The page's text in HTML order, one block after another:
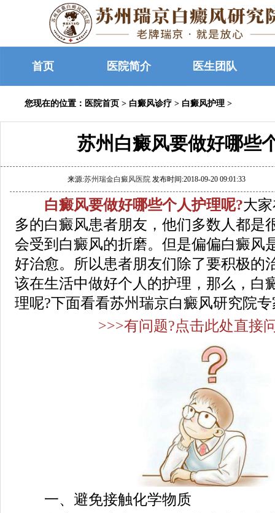
首页 医院简介 医生团队
您现在的位置： 医院首页 > 白癜风诊疗 > 白癜风护理 >
苏州白癜风要做好哪些
来源:苏州瑞金白癜风医院 发布时间:2018-09-20 09:01:33
白癜风要做好哪些个人护理呢?大
多的白癜风患者朋友，他们多数人都是
会受到白癜风的折磨。但是偏偏白癜风
好治愈。所以患者朋友们除了要积极的
该在生活中做好个人的护理，那么，白
理呢?下面看看苏州瑞京白癜风研究院
>>>有问题?点击此处直接
一、避免接触化学物质